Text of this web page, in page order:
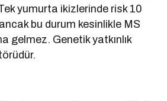
yumurta ikizlerinde risk 10
bu durum kesinlikle MS
gelmez. Genetik yatkınlık